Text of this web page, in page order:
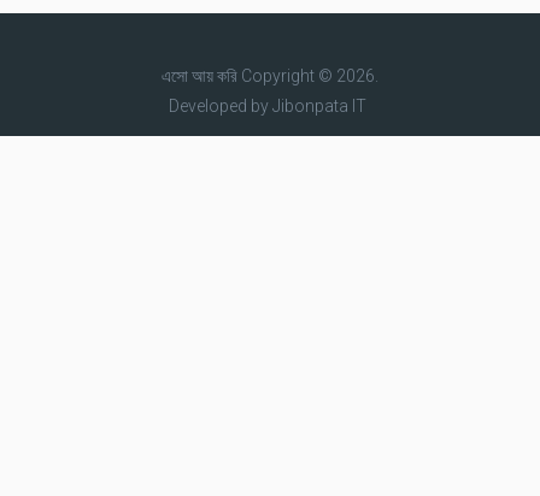
এসো আয় করিCopyright © 2026.
Developed byJibonpata IT